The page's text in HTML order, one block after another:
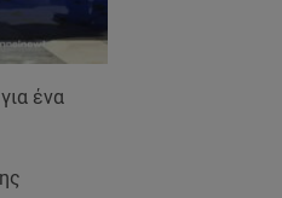
ένα